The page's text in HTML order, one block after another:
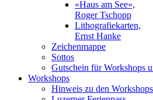
«Haus am See»,
Roger Tschopp
Lithografiekarten,
Ernst Hanke
Zeichenmappe
Sottos
Gutschein für Workshops
Workshops
Hinweis zu den Workshops